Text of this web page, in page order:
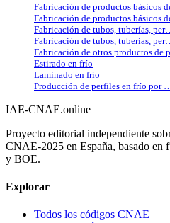
Fabricación de productos básicos
Fabricación de productos básicos
Fabricación de tubos, tuberías, per…
Fabricación de tubos, tuberías, per…
Fabricación de otros productos de
Estirado en frío
Laminado en frío
Producción de perfiles en frío por …
IAE-CNAE.online
Proyecto editorial independiente
CNAE-2025 en España, basado en
y BOE.
Explorar
Todos los códigos CNAE